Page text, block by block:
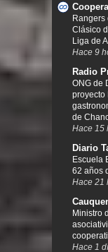
Rangers
Clásico
Liga de
Hace 9
Radio
ONG de
proyecto
de
Hace 15
Diario
Escuela
62 años
Hace 21
Ministro
Hace 1